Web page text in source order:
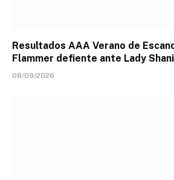
Resultados AAA Verano de
Flammer defiente ante Lady
08/09/2026